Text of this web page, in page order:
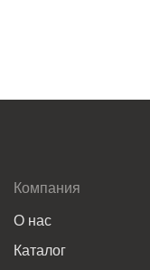
Компания
О нас
Каталог